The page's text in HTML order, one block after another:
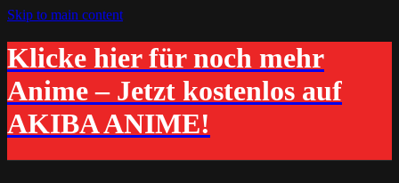
Skip to main content
Klicke hier für noch mehr
Anime – Jetzt kostenlos auf
AKIBA ANIME!